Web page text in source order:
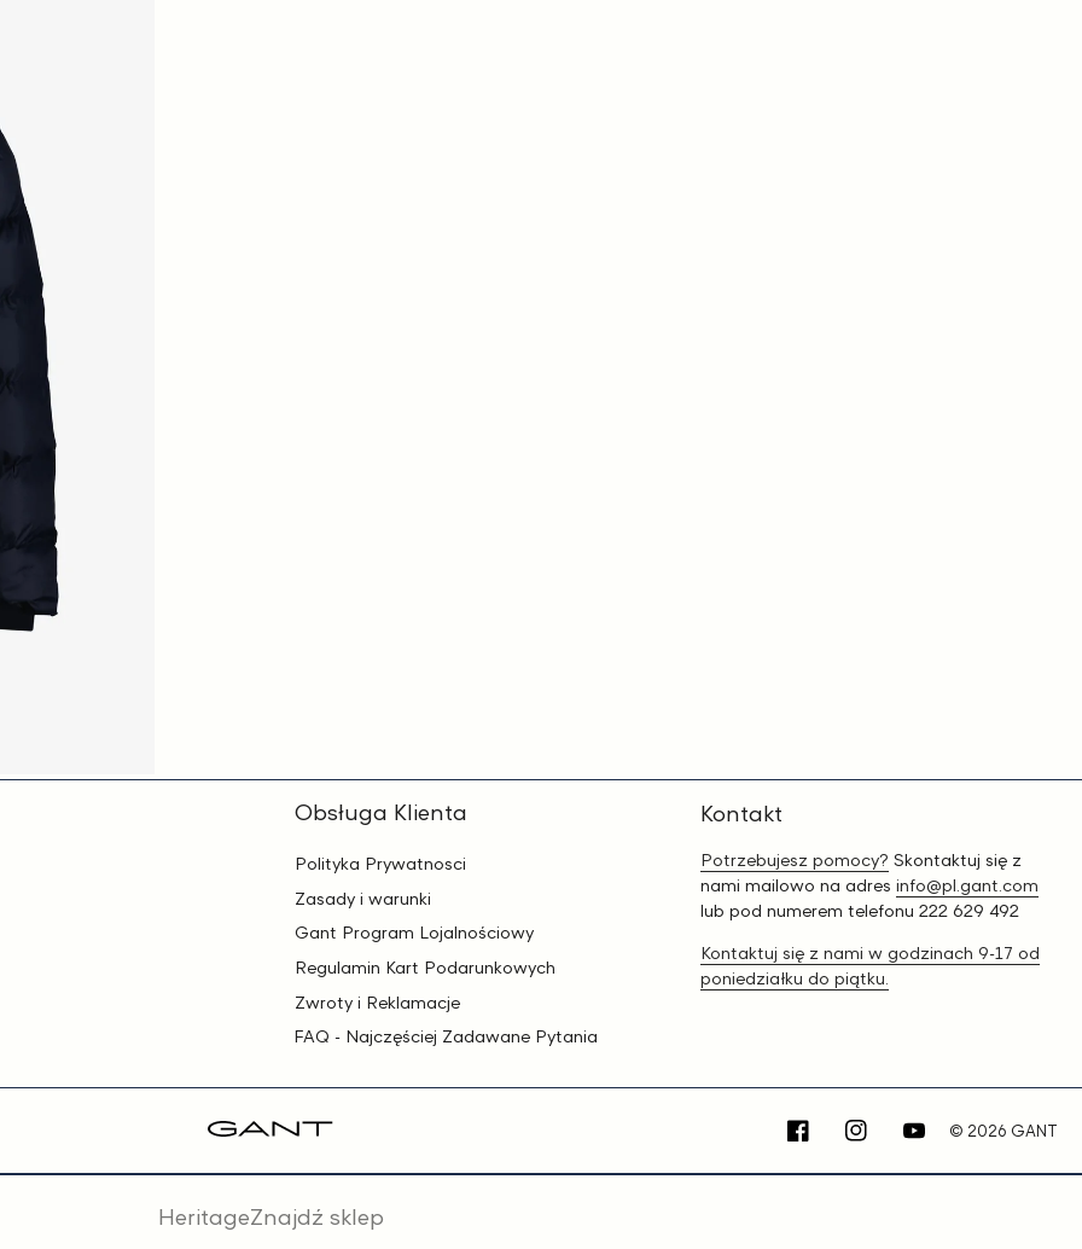
Obsługa Klienta
Polityka Prywatnosci
Zasady i warunki
Gant Program Lojalnościowy
Regulamin Kart Podarunkowych
Zwroty i Reklamacje
FAQ - Najczęściej Zadawane Pytania
Kontakt
Potrzebujesz pomocy? Skontaktuj się z
nami mailowo na adres info@pl.gant.com
lub pod numerem telefonu 222 629 492
Kontaktuj się z nami w godzinach 9-17 od
poniedziałku do piątku.
FacebookInstagramYouTube© 2026 GANT
HeritageZnajdź sklep